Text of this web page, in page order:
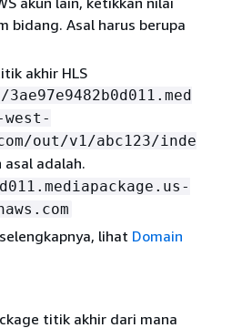
bidang. Asal harus berupa
akhir HLS
west-
out/v1/abc123/inde
asal adalah.
lihat Domain
titik akhir dari mana